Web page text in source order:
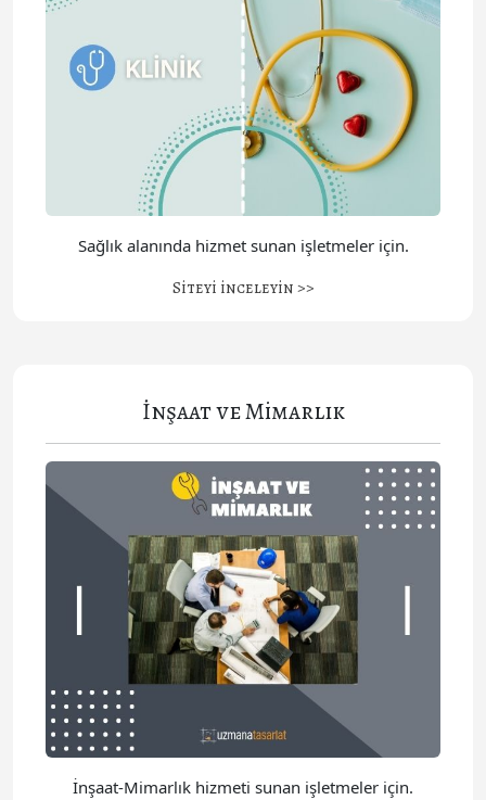
Sağlık alanında hizmet sunan işletmeler için.
Siteyi inceleyin >>
İnşaat ve Mimarlık
İnşaat-Mimarlık hizmeti sunan işletmeler için.